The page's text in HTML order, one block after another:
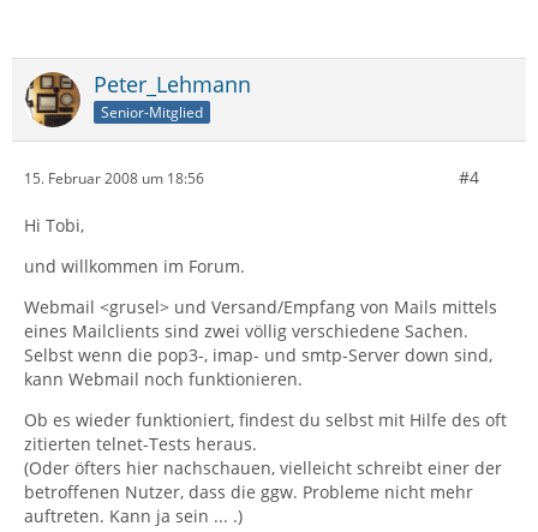
Peter_Lehmann
Senior-Mitglied
15. Februar 2008 um 18:56 #4
Hi Tobi,
und willkommen im Forum.
Webmail <grusel> und Versand/Empfang von Mails mittels
eines Mailclients sind zwei völlig verschiedene Sachen.
Selbst wenn die pop3-, imap- und smtp-Server down sind,
kann Webmail noch funktionieren.
Ob es wieder funktioniert, findest du selbst mit Hilfe des oft
zitierten telnet-Tests heraus.
(Oder öfters hier nachschauen, vielleicht schreibt einer der
betroffenen Nutzer, dass die ggw. Probleme nicht mehr
auftreten. Kann ja sein ... .)